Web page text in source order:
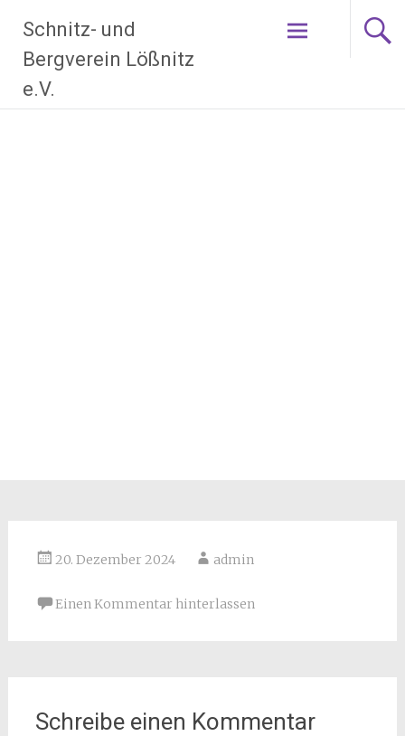
Inhalt
springen
Schnitz- und
Bergverein Lößnitz
e.V.
20. Dezember 2024 admin
Einen Kommentar hinterlassen
Schreibe einen Kommentar